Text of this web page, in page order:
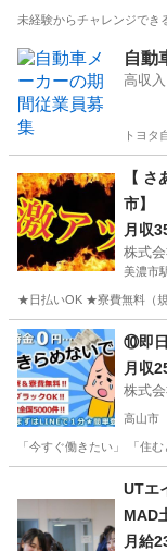
未経験からチャレンジでき
岐阜 瑞穂市 工場
自動
高収
トヨタ
【
市】
月収
株式
美濃市
★日払いOK ★寮費無料（
岐阜 美濃市 美濃
⑩即日
月収
株式
高山市
「今すぐ働きたい」 「住
UTエ
MAD
加工
月給